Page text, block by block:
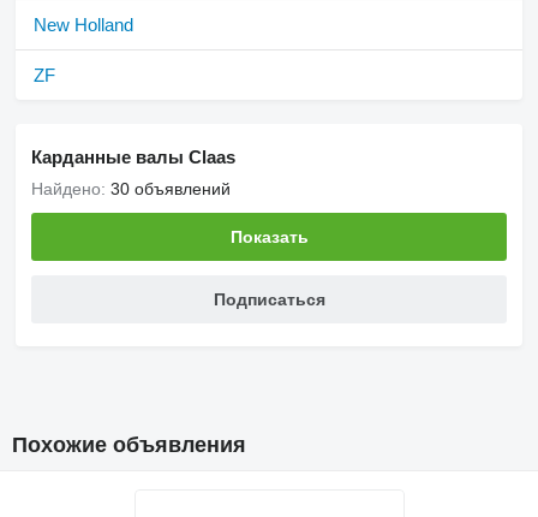
New Holland
ZF
Карданные валы Claas
Найдено: 30 объявлений
Показать
Подписаться
Похожие объявления